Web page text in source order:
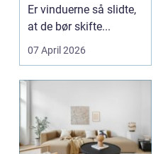
Er vinduerne så slidte,
at de bør skifte...
07 April 2026